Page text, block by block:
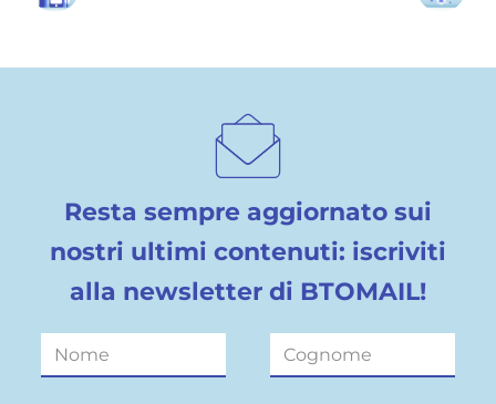
Resta sempre aggiornato sui
nostri ultimi contenuti: iscriviti
alla newsletter di BTOMAIL!